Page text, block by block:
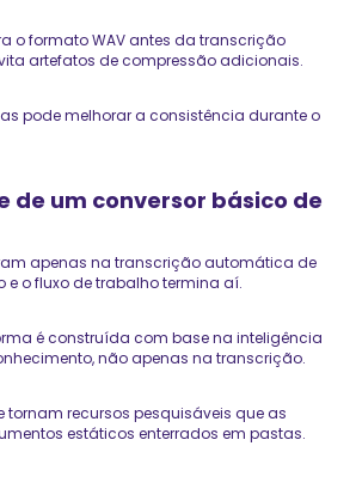
o formato WAV antes da transcrição
artefatos de compressão adicionais.
pode melhorar a consistência durante o
de um conversor básico de
apenas na transcrição automática de
o fluxo de trabalho termina aí.
é construída com base na inteligência
não apenas na transcrição.
recursos pesquisáveis que as
estáticos enterrados em pastas.